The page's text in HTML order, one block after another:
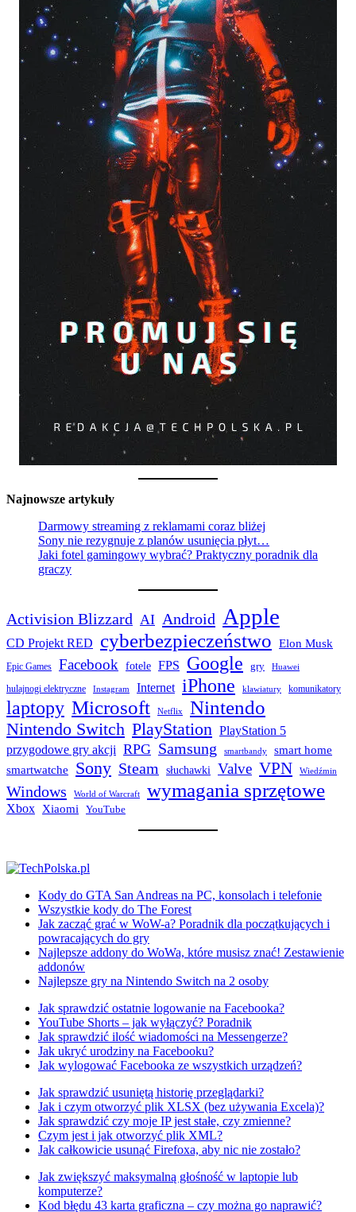
Najnowsze artykuły
Darmowy streaming z reklamami coraz bliżej
Sony nie rezygnuje z planów usunięcia płyt…
Jaki fotel gamingowy wybrać? Praktyczny poradnik dla
graczy
Activision Blizzard AI Android Apple
CD Projekt RED cyberbezpieczeństwo Elon Musk
Epic Games Facebook fotele FPS Google gry Huawei
hulajnogi elektryczne Instagram Internet iPhone klawiatury komunikatory
laptopy Microsoft Netflix Nintendo
Nintendo Switch PlayStation PlayStation 5
przygodowe gry akcji RPG Samsung smartbandy smart home
smartwatche Sony Steam słuchawki Valve VPN Wiedźmin
Windows World of Warcraft wymagania sprzętowe
Xbox Xiaomi YouTube
Kody do GTA San Andreas na PC, konsolach i telefonie
Wszystkie kody do The Forest
Jak zacząć grać w WoW-a? Poradnik dla początkujących i
powracających do gry
Najlepsze addony do WoWa, które musisz znać! Zestawienie
addonów
Najlepsze gry na Nintendo Switch na 2 osoby
Jak sprawdzić ostatnie logowanie na Facebooka?
YouTube Shorts – jak wyłączyć? Poradnik
Jak sprawdzić ilość wiadomości na Messengerze?
Jak ukryć urodziny na Facebooku?
Jak wylogować Facebooka ze wszystkich urządzeń?
Jak sprawdzić usuniętą historię przeglądarki?
Jak i czym otworzyć plik XLSX (bez używania Excela)?
Jak sprawdzić czy moje IP jest stałe, czy zmienne?
Czym jest i jak otworzyć plik XML?
Jak całkowicie usunąć Firefoxa, aby nic nie zostało?
Jak zwiększyć maksymalną głośność w laptopie lub
komputerze?
Kod błędu 43 karta graficzna – czy można go naprawić?